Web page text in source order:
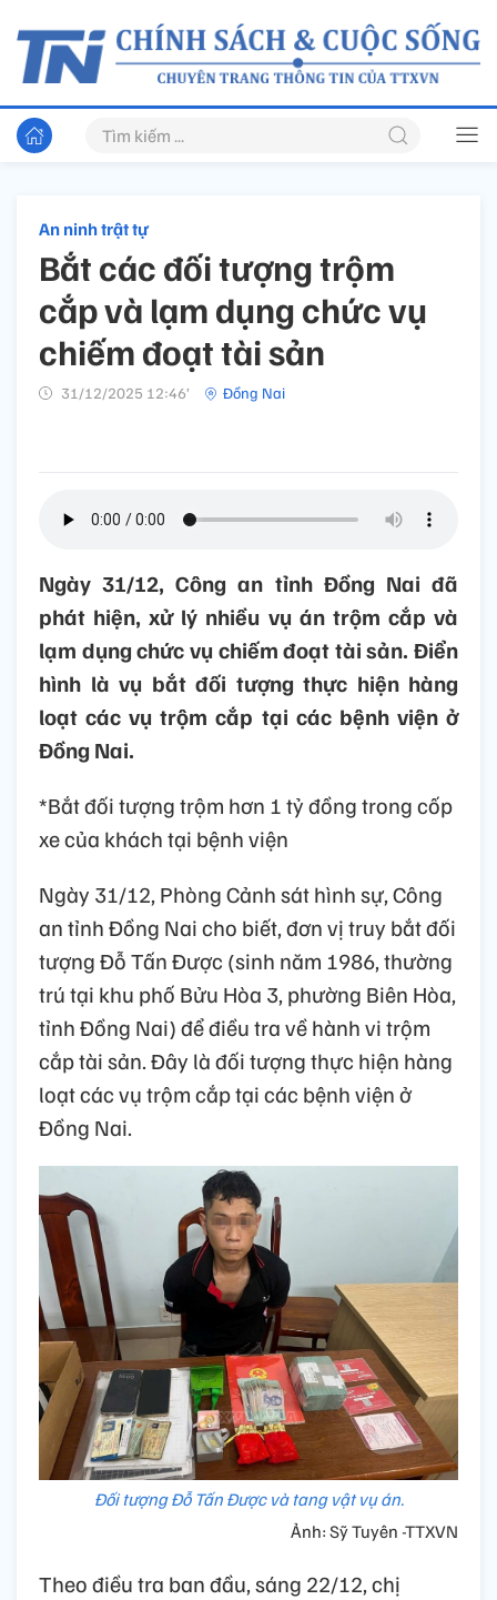
An ninh trật tự
Bắt các đối tượng trộm
cắp và lạm dụng chức vụ
chiếm đoạt tài sản
31/12/2025 12:46’ Đồng Nai
Ngày 31/12, Công an tỉnh Đồng Nai đã
phát hiện, xử lý nhiều vụ án trộm cắp và
lạm dụng chức vụ chiếm đoạt tài sản. Điển
hình là vụ bắt đối tượng thực hiện hàng
loạt các vụ trộm cắp tại các bệnh viện ở
Đồng Nai.
*Bắt đối tượng trộm hơn 1 tỷ đồng trong cốp
xe của khách tại bệnh viện
Ngày 31/12, Phòng Cảnh sát hình sự, Công
an tỉnh Đồng Nai cho biết, đơn vị truy bắt đối
tượng Đỗ Tấn Được (sinh năm 1986, thường
trú tại khu phố Bửu Hòa 3, phường Biên Hòa,
tỉnh Đồng Nai) để điều tra về hành vi trộm
cắp tài sản. Đây là đối tượng thực hiện hàng
loạt các vụ trộm cắp tại các bệnh viện ở
Đồng Nai.
Đối tượng Đỗ Tấn Được và tang vật vụ án.
Ảnh: Sỹ Tuyên -TTXVN
Theo điều tra ban đầu, sáng 22/12, chị